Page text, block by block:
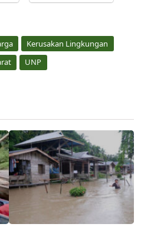
Kerusakan Lingkungan
UNP